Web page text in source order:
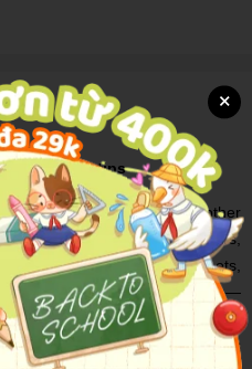
Your Fingertips
Dipper, Little Dipper and other
Mercury, Venus, Earth, Mars,
to the moons of Jupiter, comets,
on rockets and spacecraft —
vast and mysterious expanse
an eclipse occur? How does
×